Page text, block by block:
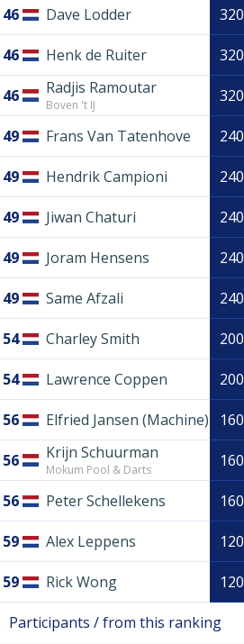
46 Dave Lodder 320
46 Henk de Ruiter 320
46 Radjis Ramoutar
Boven 't IJ 320
49 Frans Van Tatenhove 240
49 Hendrik Campioni 240
49 Jiwan Chaturi 240
49 Joram Hensens 240
49 Same Afzali 240
54 Charley Smith 200
54 Lawrence Coppen 200
56 Elfried Jansen (Machine) 160
56 Krijn Schuurman
Mokum Pool & Darts 160
56 Peter Schellekens 160
59 Alex Leppens 120
59 Rick Wong 120
Participants / from this ranking